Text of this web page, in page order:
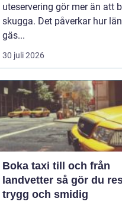
uteservering gör mer än att
skugga. Det påverkar hur
gäs...
30 juli 2026
Boka taxi till och från
landvetter så gör du resan
trygg och smidig